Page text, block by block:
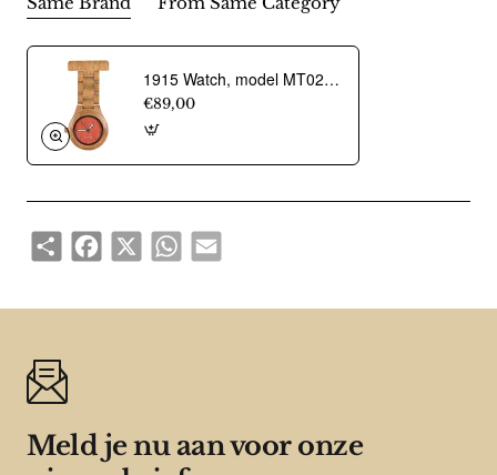
1915 Watch, model MT02 Verpleegsterhorloge - oak Red 39mm. - 18602
€89,00
ShareFacebook
X WhatsAppEmail
Meld je nu aan voor onze